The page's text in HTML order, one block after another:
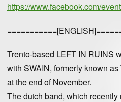
https://www.facebook.com/
Trento-based LEFT IN RUINS
with SWAIN, formerly known
at the end of November.
The dutch band, which